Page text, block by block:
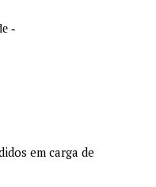
-
em carga de